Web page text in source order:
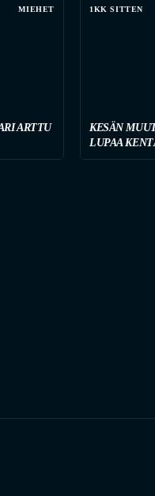
MIEHET
ARTTU
1KK SITTEN
KESÄN
LUPAA